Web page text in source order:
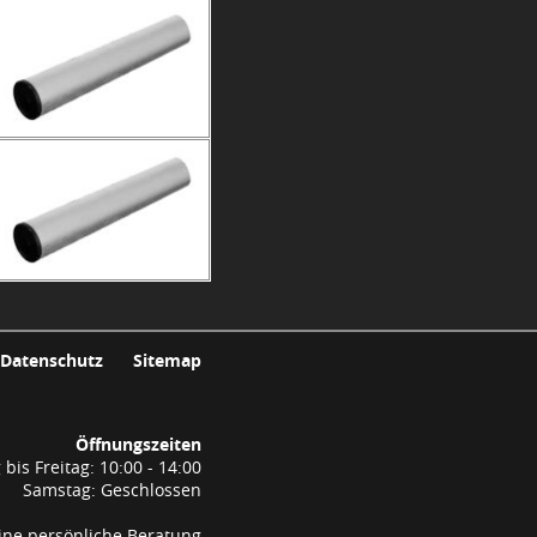
Datenschutz Sitemap
Öffnungszeiten
Freitag: 10:00 - 14:00
Samstag: Geschlossen